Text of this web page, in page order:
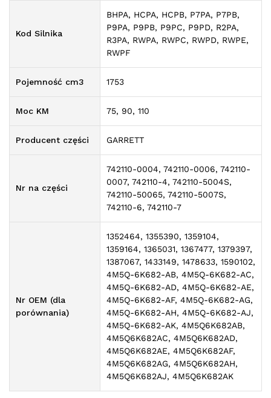
Kod Silnika
BHPA, HCPA, HCPB, P7PA, P7PB,
P9PA, P9PB, P9PC, P9PD, R2PA,
R3PA, RWPA, RWPC, RWPD, RWPE,
RWPF
Pojemność cm3 1753
Moc KM 75, 90, 110
Producent części GARRETT
Nr na części
742110-0004, 742110-0006, 742110-
0007, 742110-4, 742110-5004S,
742110-50065, 742110-5007S,
742110-6, 742110-7
Nr OEM (dla
porównania)
1352464, 1355390, 1359104,
1359164, 1365031, 1367477, 1379397,
1387067, 1433149, 1478633, 1590102,
4M5Q-6K682-AB, 4M5Q-6K682-AC,
4M5Q-6K682-AD, 4M5Q-6K682-AE,
4M5Q-6K682-AF, 4M5Q-6K682-AG,
4M5Q-6K682-AH, 4M5Q-6K682-AJ,
4M5Q-6K682-AK, 4M5Q6K682AB,
4M5Q6K682AC, 4M5Q6K682AD,
4M5Q6K682AE, 4M5Q6K682AF,
4M5Q6K682AG, 4M5Q6K682AH,
4M5Q6K682AJ, 4M5Q6K682AK